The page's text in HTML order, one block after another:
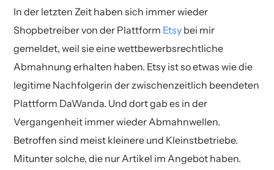
In der letzten Zeit haben sich immer wieder
Shopbetreiber von der Plattform Etsy bei mir
gemeldet, weil sie eine wettbewerbsrechtliche
Abmahnung erhalten haben. Etsy ist so etwas wie die
legitime Nachfolgerin der zwischenzeitlich beendeten
Plattform DaWanda. Und dort gab es in der
Vergangenheit immer wieder Abmahnwellen.
Betroffen sind meist kleinere und Kleinstbetriebe.
Mitunter solche, die nur Artikel im Angebot haben.